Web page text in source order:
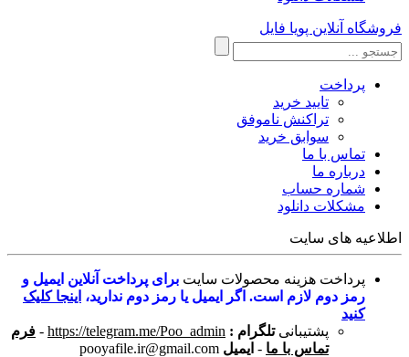
فروشگاه آنلاین پویا فایل
پرداخت
تایید خرید
تراکنش ناموفق
سوابق خرید
تماس با ما
درباره ما
شماره حساب
مشکلات دانلود
اطلاعیه های سایت
پرداخت هزینه محصولات سایت برای پرداخت آنلاین ایمیل و
رمز دوم لازم است. اگر ایمیل یا رمز دوم ندارید، اینجا کلیک
کنید
پشتیبانی تلگرام : https://telegram.me/Poo_admin
- فرم
تماس با ما - ایمیل pooyafile.ir@gmail.com